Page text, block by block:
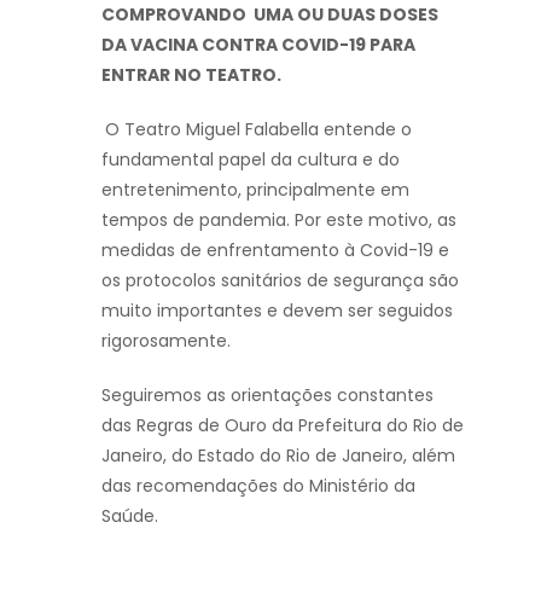
COMPROVANDO UMA OU DUAS DOSES
DA VACINA CONTRA COVID-19 PARA
ENTRAR NO TEATRO.
O Teatro Miguel Falabella entende o
fundamental papel da cultura e do
entretenimento, principalmente em
tempos de pandemia. Por este motivo, as
medidas de enfrentamento à Covid-19 e
os protocolos sanitários de segurança são
muito importantes e devem ser seguidos
rigorosamente.
Seguiremos as orientações constantes
das Regras de Ouro da Prefeitura do Rio de
Janeiro, do Estado do Rio de Janeiro, além
das recomendações do Ministério da
Saúde.